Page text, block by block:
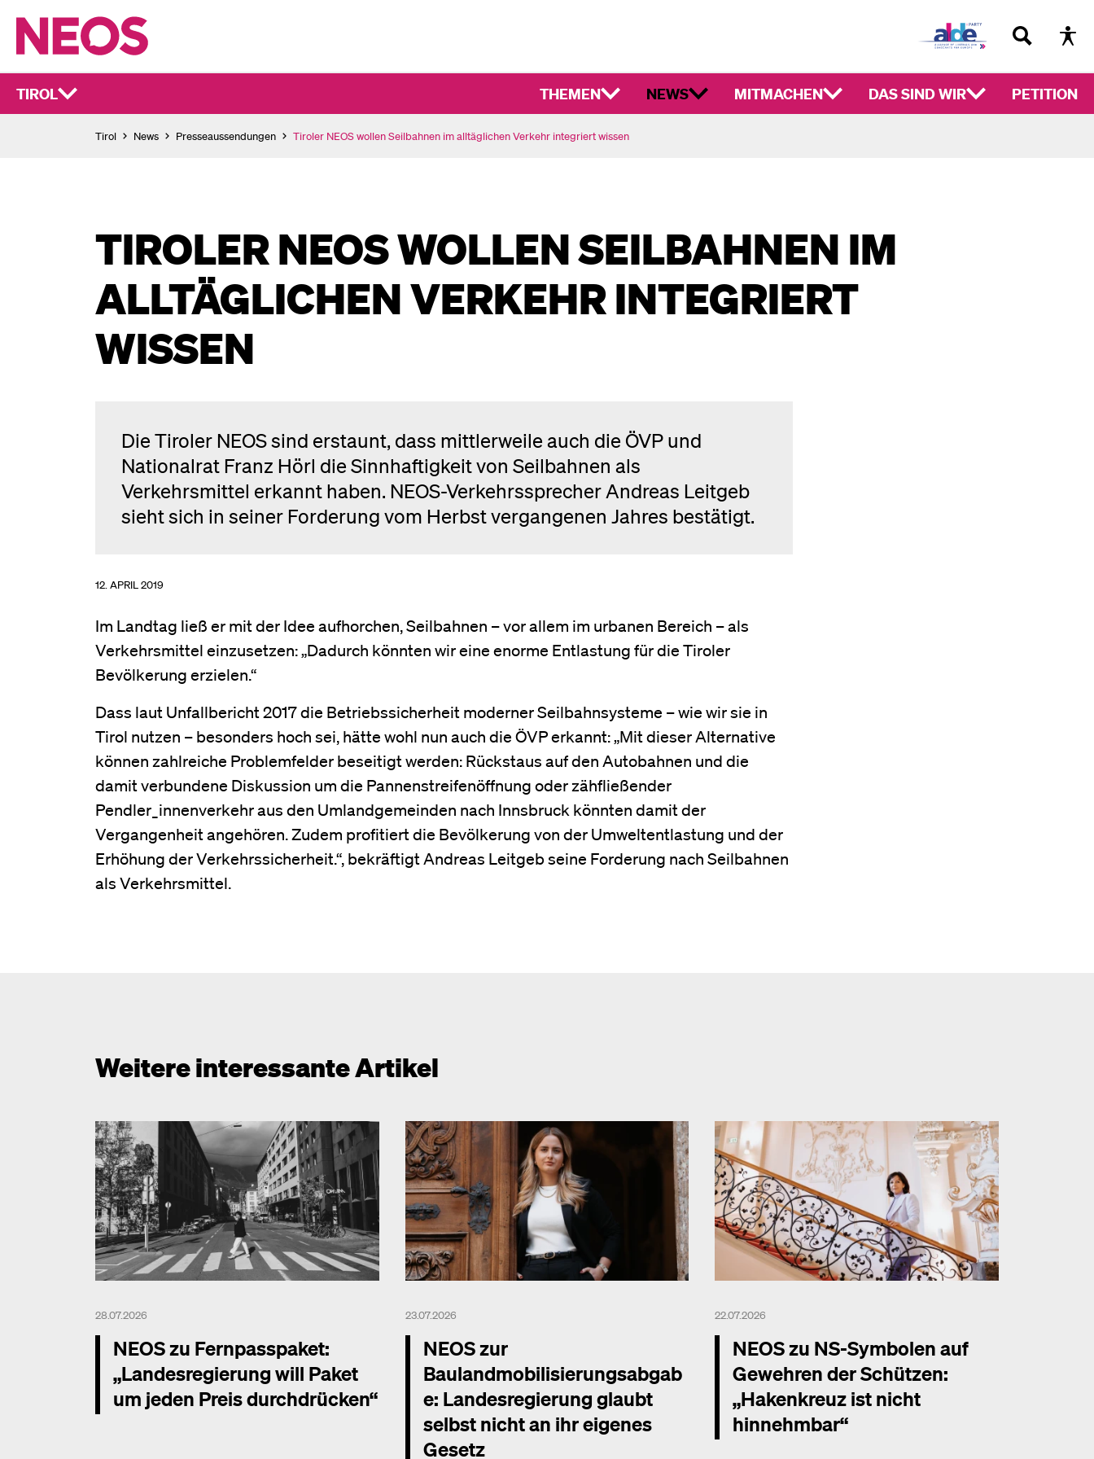
TIROL THEMEN NEWS MITMACHEN DAS SIND WIR PETITION
Tirol News Presseaussendungen Tiroler NEOS wollen Seilbahnen im alltäglichen Verkehr integriert wissen
TIROLER NEOS WOLLEN SEILBAHNEN IM
ALLTÄGLICHEN VERKEHR INTEGRIERT
WISSEN
Die Tiroler NEOS sind erstaunt, dass mittlerweile auch die ÖVP und
Nationalrat Franz Hörl die Sinnhaftigkeit von Seilbahnen als
Verkehrsmittel erkannt haben. NEOS-Verkehrssprecher Andreas Leitgeb
sieht sich in seiner Forderung vom Herbst vergangenen Jahres bestätigt.
12. APRIL 2019
Im Landtag ließ er mit der Idee aufhorchen, Seilbahnen – vor allem im urbanen Bereich – als
Verkehrsmittel einzusetzen: „Dadurch könnten wir eine enorme Entlastung für die Tiroler
Bevölkerung erzielen.“
Dass laut Unfallbericht 2017 die Betriebssicherheit moderner Seilbahnsysteme – wie wir sie in
Tirol nutzen – besonders hoch sei, hätte wohl nun auch die ÖVP erkannt: „Mit dieser Alternative
können zahlreiche Problemfelder beseitigt werden: Rückstaus auf den Autobahnen und die
damit verbundene Diskussion um die Pannenstreifenöffnung oder zähfließender
Pendler_innenverkehr aus den Umlandgemeinden nach Innsbruck könnten damit der
Vergangenheit angehören. Zudem profitiert die Bevölkerung von der Umweltentlastung und der
Erhöhung der Verkehrssicherheit.“, bekräftigt Andreas Leitgeb seine Forderung nach Seilbahnen
als Verkehrsmittel.
Weitere interessante Artikel
28.07.2026
NEOS zu Fernpasspaket:
„Landesregierung will Paket
um jeden Preis durchdrücken“
23.07.2026
NEOS zur
Baulandmobilisierungsabgab
e: Landesregierung glaubt
selbst nicht an ihr eigenes
Gesetz
22.07.2026
NEOS zu NS-Symbolen auf
Gewehren der Schützen:
„Hakenkreuz ist nicht
hinnehmbar“